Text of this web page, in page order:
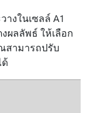
งในเซลล์ A1
ผลลัพธ์ ให้เลือก
สามารถปรับ